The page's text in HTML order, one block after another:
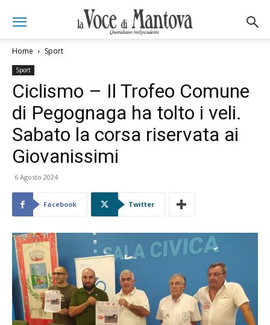
Home Sport
Sport
Ciclismo – Il Trofeo Comune
di Pegognaga ha tolto i veli.
Sabato la corsa riservata ai
Giovanissimi
6 Agosto 2024
Facebook Twitter